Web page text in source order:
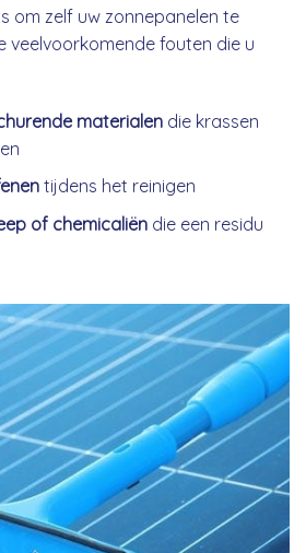
om zelf uw zonnepanelen te
veelvoorkomende fouten die u
materialendie krassen
tijdens het reinigen
of chemicaliëndie een residu